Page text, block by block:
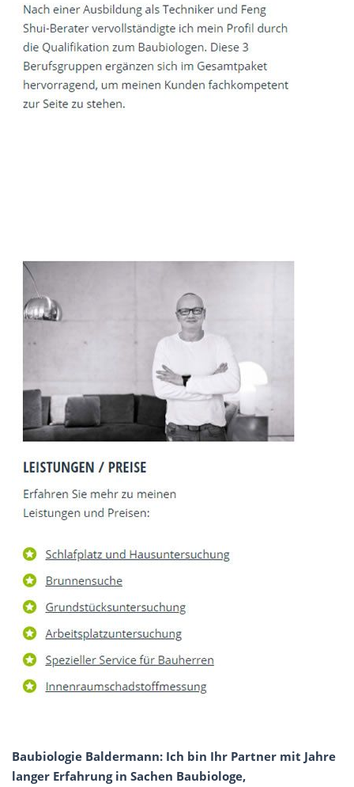
Baubiologie Baldermann: Ich bin Ihr Partner mit Jahre
langer Erfahrung in Sachen Baubiologe,